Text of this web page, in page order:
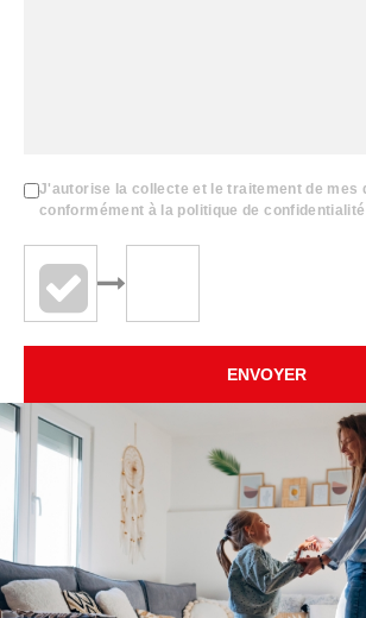
J'autorise la collecte et le traitement de mes
conformément à la politique de confidentialité
ENVOYER